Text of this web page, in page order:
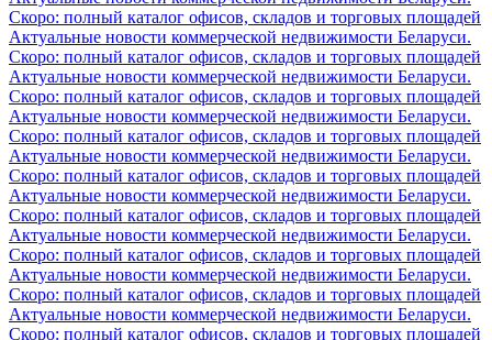
Скоро: полный каталог офисов, складов и торговых площадей
Актуальные новости коммерческой недвижимости Беларуси.
Скоро: полный каталог офисов, складов и торговых площадей
Актуальные новости коммерческой недвижимости Беларуси.
Скоро: полный каталог офисов, складов и торговых площадей
Актуальные новости коммерческой недвижимости Беларуси.
Скоро: полный каталог офисов, складов и торговых площадей
Актуальные новости коммерческой недвижимости Беларуси.
Скоро: полный каталог офисов, складов и торговых площадей
Актуальные новости коммерческой недвижимости Беларуси.
Скоро: полный каталог офисов, складов и торговых площадей
Актуальные новости коммерческой недвижимости Беларуси.
Скоро: полный каталог офисов, складов и торговых площадей
Актуальные новости коммерческой недвижимости Беларуси.
Скоро: полный каталог офисов, складов и торговых площадей
Актуальные новости коммерческой недвижимости Беларуси.
Скоро: полный каталог офисов, складов и торговых площадей